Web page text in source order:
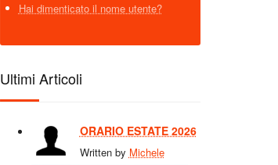
Hai dimenticato il nome utente?
Ultimi Articoli
ORARIO ESTATE 2026
Written by Michele